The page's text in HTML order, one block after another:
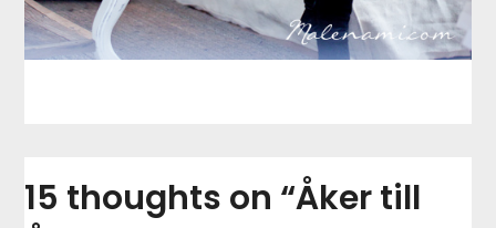
15 thoughts on “Åker till